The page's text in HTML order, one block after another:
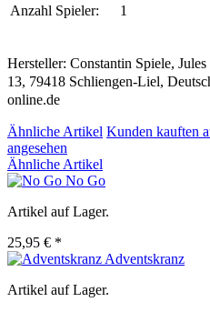
Anzahl Spieler:
1
Hersteller: Constantin Spiele,
13, 79418 Schliengen-Liel,
online.de
Ähnliche Artikel Kunden kauften
angesehen
Ähnliche Artikel
No Go
Artikel auf Lager.
25,95 € *
Adventskranz
Artikel auf Lager.